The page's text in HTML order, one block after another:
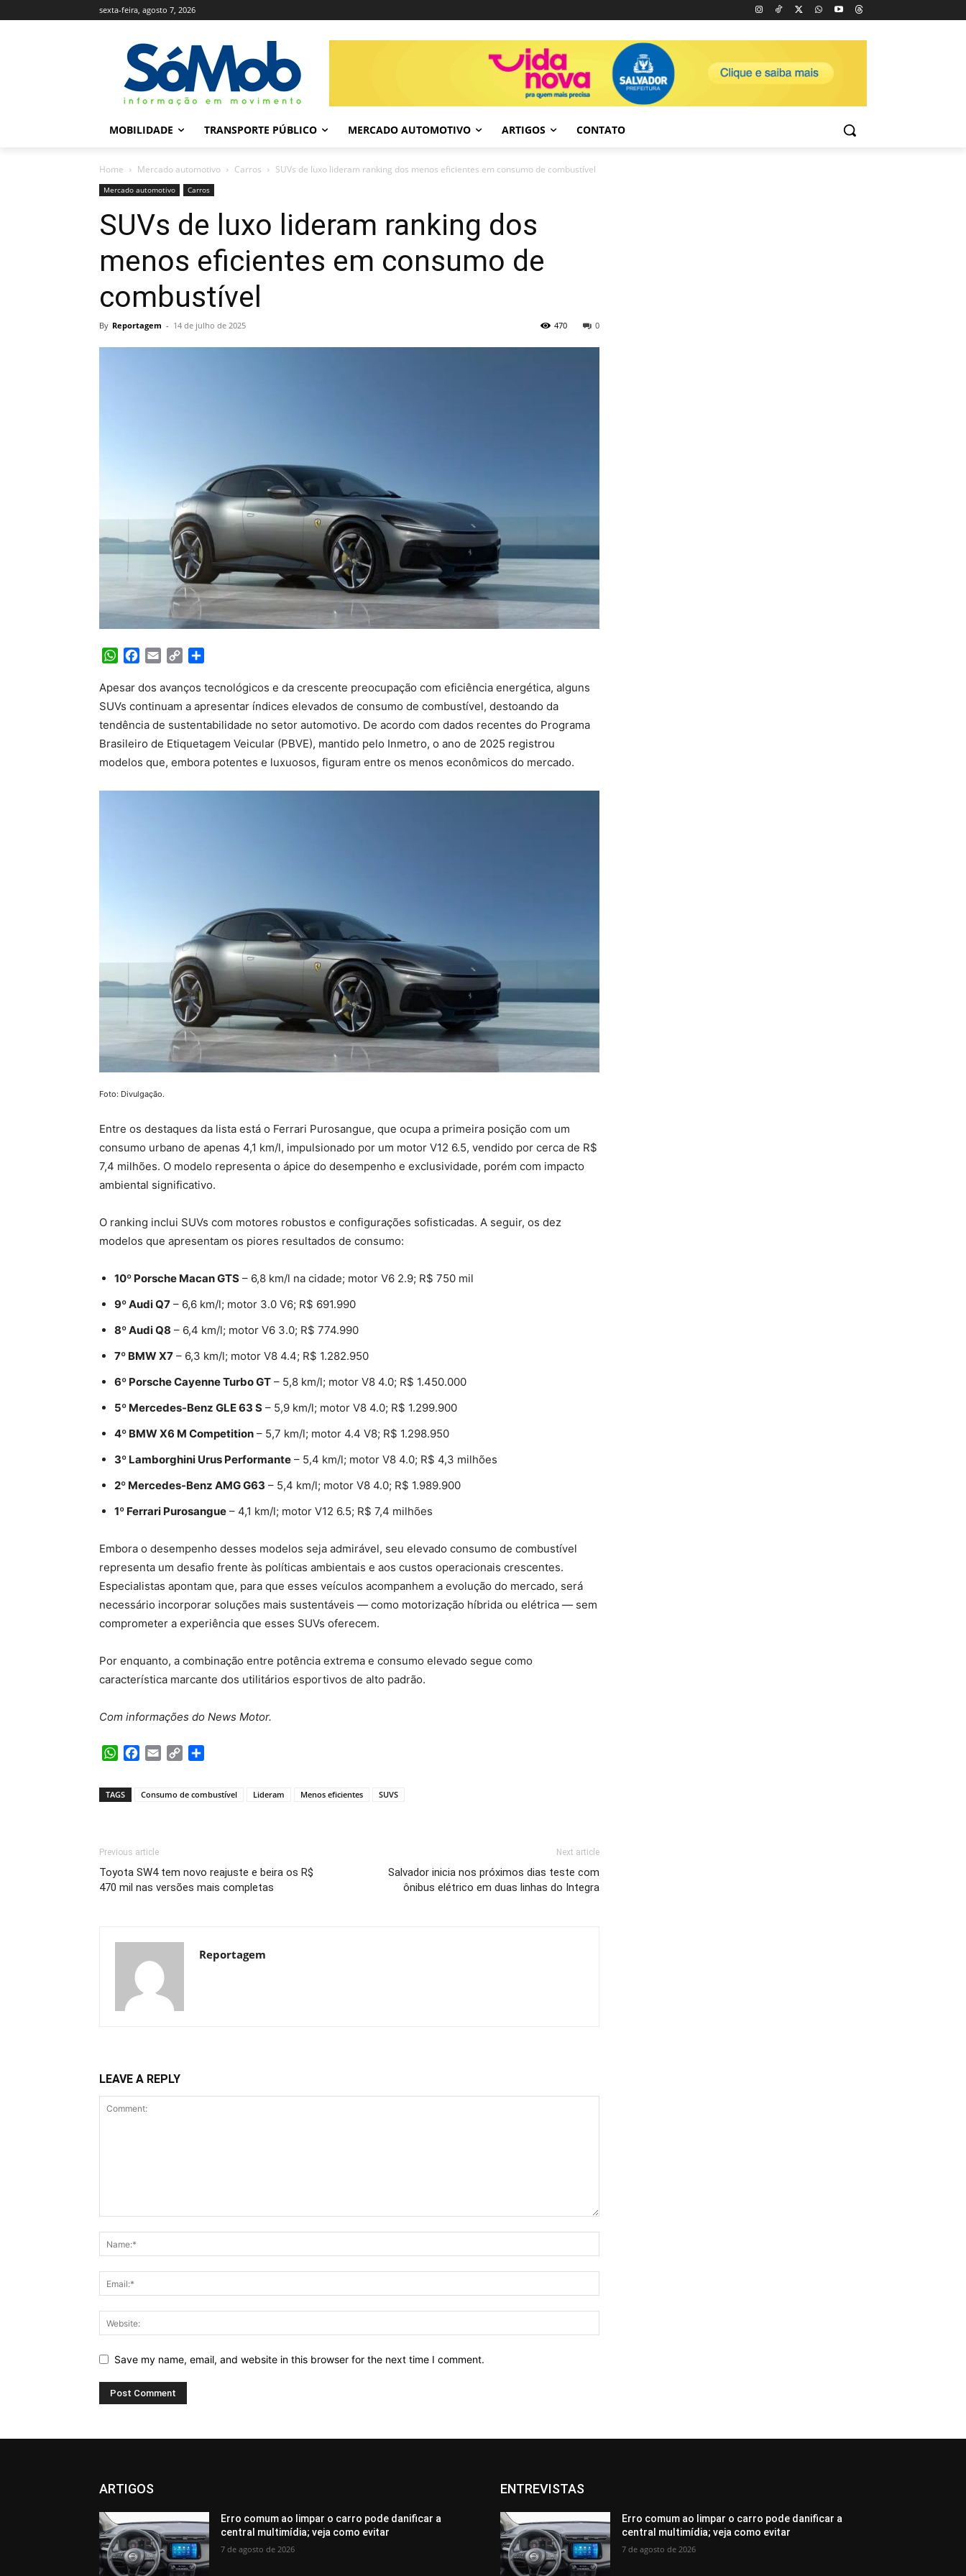
sexta-feira, agosto 7, 2026
MOBILIDADE TRANSPORTE PÚBLICO MERCADO AUTOMOTIVO ARTIGOS CONTATO
Home Mercado automotivo Carros SUVs de luxo lideram ranking dos menos eficientes em consumo de combustível
Mercado automotivo Carros
SUVs de luxo lideram ranking dos
menos eficientes em consumo de
combustível
By Reportagem - 14 de julho de 2025 0
470
WhatsApp
Facebook
Email Copy
Apesar dos avanços tecnológicos e da crescente preocupação com eficiência energética, alguns
SUVs continuam a apresentar índices elevados de consumo de combustível, destoando da
tendência de sustentabilidade no setor automotivo. De acordo com dados recentes do Programa
Brasileiro de Etiquetagem Veicular (PBVE), mantido pelo Inmetro, o ano de 2025 registrou
modelos que, embora potentes e luxuosos, figuram entre os menos econômicos do mercado.
Foto: Divulgação.
Entre os destaques da lista está o Ferrari Purosangue, que ocupa a primeira posição com um
consumo urbano de apenas 4,1 km/l, impulsionado por um motor V12 6.5, vendido por cerca de R$
7,4 milhões. O modelo representa o ápice do desempenho e exclusividade, porém com impacto
ambiental significativo.
O ranking inclui SUVs com motores robustos e configurações sofisticadas. A seguir, os dez
modelos que apresentam os piores resultados de consumo:
10º Porsche Macan GTS – 6,8 km/l na cidade; motor V6 2.9; R$ 750 mil
9º Audi Q7 – 6,6 km/l; motor 3.0 V6; R$ 691.990
8º Audi Q8 – 6,4 km/l; motor V6 3.0; R$ 774.990
7º BMW X7 – 6,3 km/l; motor V8 4.4; R$ 1.282.950
6º Porsche Cayenne Turbo GT – 5,8 km/l; motor V8 4.0; R$ 1.450.000
5º Mercedes-Benz GLE 63 S – 5,9 km/l; motor V8 4.0; R$ 1.299.900
4º BMW X6 M Competition – 5,7 km/l; motor 4.4 V8; R$ 1.298.950
3º Lamborghini Urus Performante – 5,4 km/l; motor V8 4.0; R$ 4,3 milhões
2º Mercedes-Benz AMG G63 – 5,4 km/l; motor V8 4.0; R$ 1.989.900
1º Ferrari Purosangue – 4,1 km/l; motor V12 6.5; R$ 7,4 milhões
Embora o desempenho desses modelos seja admirável, seu elevado consumo de combustível
representa um desafio frente às políticas ambientais e aos custos operacionais crescentes.
Especialistas apontam que, para que esses veículos acompanhem a evolução do mercado, será
necessário incorporar soluções mais sustentáveis — como motorização híbrida ou elétrica — sem
comprometer a experiência que esses SUVs oferecem.
Por enquanto, a combinação entre potência extrema e consumo elevado segue como
característica marcante dos utilitários esportivos de alto padrão.
Com informações do News Motor.
WhatsApp
Facebook
Email Copy
TAGS Consumo de combustível Lideram Menos eficientes SUVS
Previous article
Toyota SW4 tem novo reajuste e beira os R$
470 mil nas versões mais completas
Next article
Salvador inicia nos próximos dias teste com
ônibus elétrico em duas linhas do Integra
Reportagem
LEAVE A REPLY
Save my name, email, and website in this browser for the next time I comment.
ARTIGOS
Erro comum ao limpar o carro pode danificar a
central multimídia; veja como evitar
7 de agosto de 2026
ENTREVISTAS
Erro comum ao limpar o carro pode danificar a
central multimídia; veja como evitar
7 de agosto de 2026